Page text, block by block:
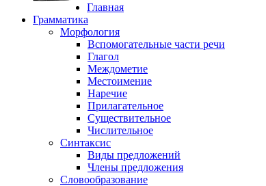
Главная
Грамматика
Морфология
Вспомогательные части речи
Глагол
Междометие
Местоимение
Наречие
Прилагательное
Существительное
Числительное
Синтаксис
Виды предложений
Члены предложения
Словообразование